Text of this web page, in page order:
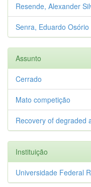
Resende, Alexander
Senra, Eduardo Osório
Assunto
Cerrado
Mato competição
Recovery of degraded
Instituição
Universidade Federal